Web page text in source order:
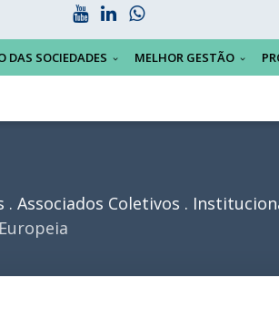
DAS SOCIEDADES MELHOR GESTÃO
Associados Coletivos